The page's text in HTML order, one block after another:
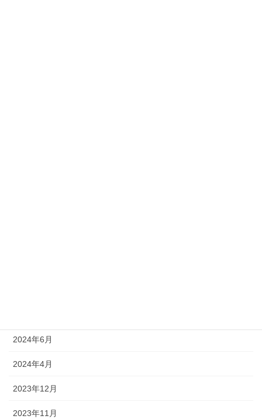
2024年6月
2024年4月
2023年12月
2023年11月